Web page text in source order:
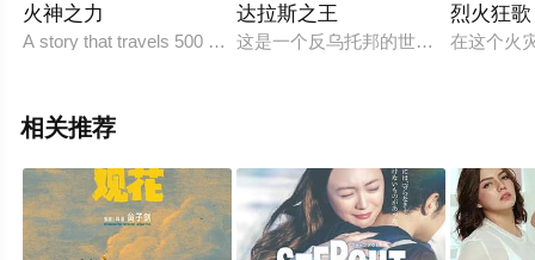
火神之力
A story that travels 500 years from the 1700's to 2023 about a He
达拉斯之王
这是一个反乌托邦的世界，黑豹与
烈火狂歌
在这个火
相关推荐